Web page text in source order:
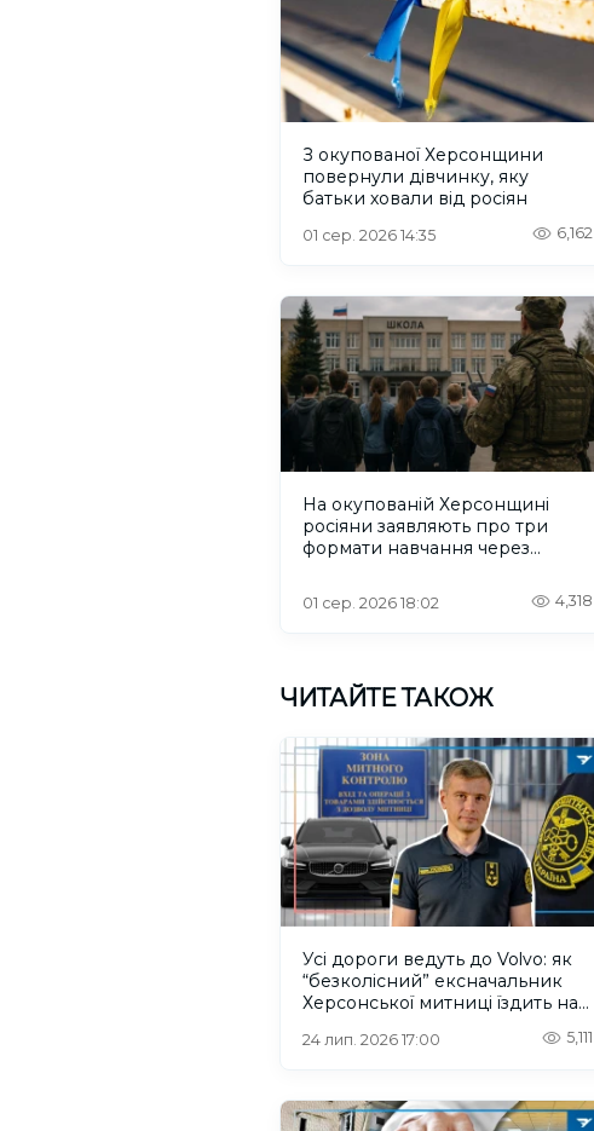
З окупованої Херсонщини
повернули дівчинку, яку
батьки ховали від росіян
01 сер. 2026 14:35 6,162
На окупованій Херсонщині
росіяни заявляють про три
формати навчання через
01 сер. 2026 18:02 4,318
ЧИТАЙТЕ ТАКОЖ
Усі дороги ведуть до Volvo: як
“безколісний” ексначальник
Херсонської митниці їздить на
24 лип. 2026 17:00 5,111